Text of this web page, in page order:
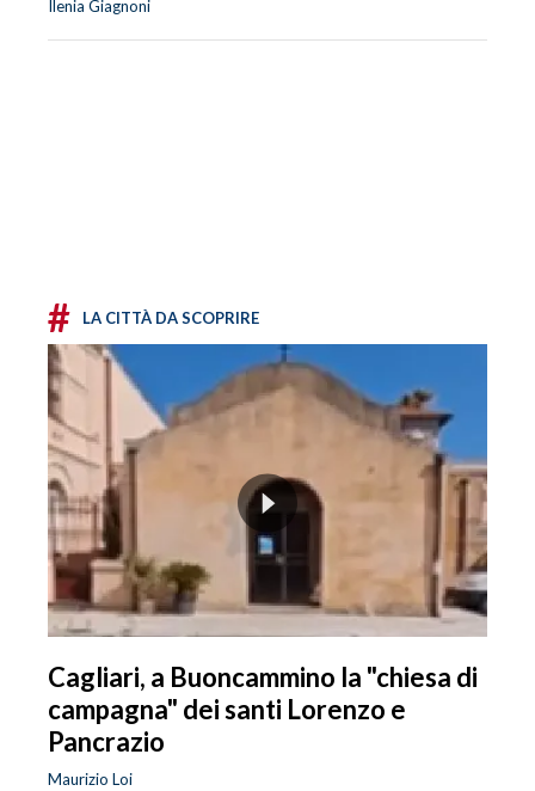
Ilenia Giagnoni
# LA CITTÀ DA SCOPRIRE
Cagliari, a Buoncammino la "chiesa di
campagna" dei santi Lorenzo e
Pancrazio
Maurizio Loi